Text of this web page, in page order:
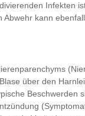
Infekten
kann
über den
Beschwerden